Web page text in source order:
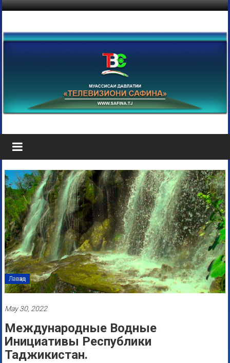
Лавҳаҳо
May 30, 2022
Международные Водные
Инициативы Республики
Таджикистан.